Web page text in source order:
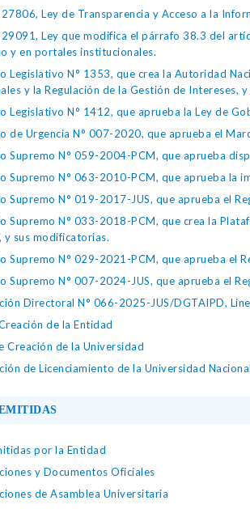
27806, Ley de Transparencia y Acceso a la
29091, Ley que modifica el párrafo 38.3 del
y en portales institucionales.
Legislativo N° 1353, que crea la Autoridad
y la Regulación de la Gestión de Intereses,
Legislativo N° 1412, que aprueba la Ley de
de Urgencia N° 007-2020, que aprueba el
Supremo N° 059-2004-PCM, que aprueba
Supremo N° 063-2010-PCM, que aprueba la
Supremo N° 019-2017-JUS, que aprueba el
Supremo N° 033-2018-PCM, que crea la
y sus modificatorias.
Supremo N° 029-2021-PCM, que aprueba el
Supremo N° 007-2024-JUS, que aprueba el
Directoral N° 066-2025-JUS/DGTAIPD,
de la Entidad
Creación de la Universidad
de Licenciamiento de la Universidad
por la Entidad
y Documentos Oficiales
de Asamblea Universitaria